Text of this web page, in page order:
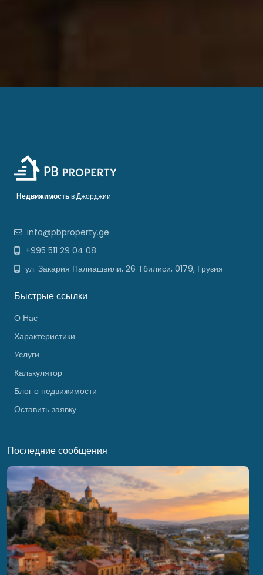
Недвижимостьв Джорджии
info@pbproperty.ge
+995 511 29 04 08
ул. Закария Палиашвили, 26 Тбилиси, 0179, Грузия
Быстрые ссылки
О Нас
Характеристики
Услуги
Калькулятор
Блог о недвижимости
Оставить заявку
Последние сообщения